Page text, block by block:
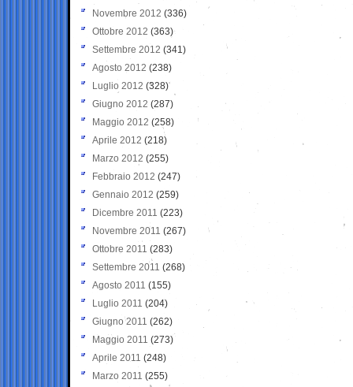
Novembre 2012 (336)
Ottobre 2012 (363)
Settembre 2012 (341)
Agosto 2012 (238)
Luglio 2012 (328)
Giugno 2012 (287)
Maggio 2012 (258)
Aprile 2012 (218)
Marzo 2012 (255)
Febbraio 2012 (247)
Gennaio 2012 (259)
Dicembre 2011 (223)
Novembre 2011 (267)
Ottobre 2011 (283)
Settembre 2011 (268)
Agosto 2011 (155)
Luglio 2011 (204)
Giugno 2011 (262)
Maggio 2011 (273)
Aprile 2011 (248)
Marzo 2011 (255)